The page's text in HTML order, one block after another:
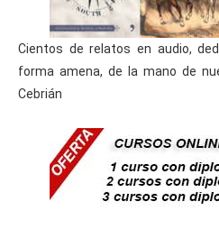
Cientos de relatos en audio,
forma amena, de la mano de
Cebrián